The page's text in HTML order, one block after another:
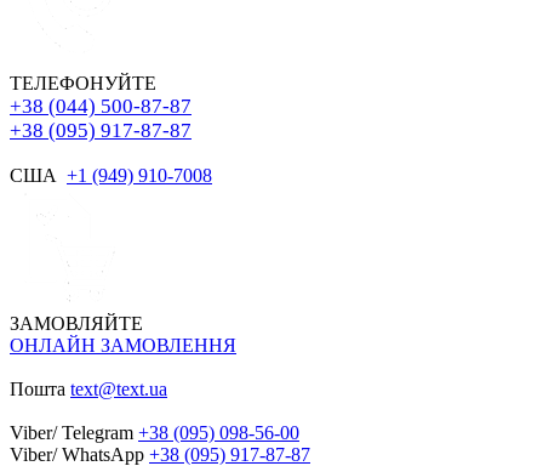
ТЕЛЕФОНУЙТЕ
+38 (044) 500-87-87
+38 (095) 917-87-87
США +1 (949) 910-7008
ЗАМОВЛЯЙТЕ
ОНЛАЙН ЗАМОВЛЕННЯ
Пошта text@text.ua
Viber/ Telegram +38 (095) 098-56-00
Viber/ WhatsApp +38 (095) 917-87-87